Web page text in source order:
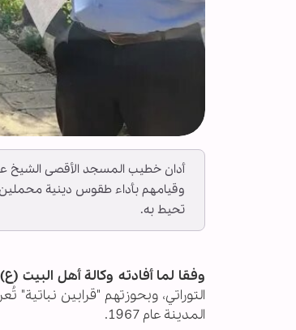
أدان خطيب المسجد الأقصى الشيخ
وقيامهم بأداء طقوس دينية محملين
تحيط به.
وفقا لما أفادته وكالة أهل البيت (ع)
التوراتي، وبحوزتهم "قرابين
المدينة عام 1967.